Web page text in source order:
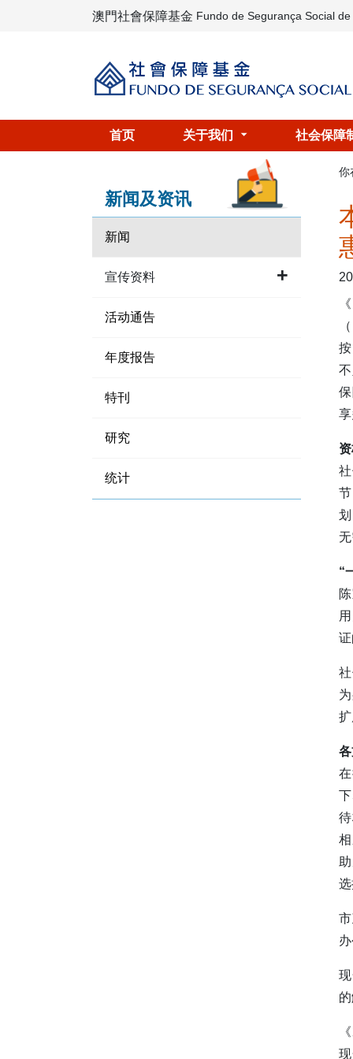
澳門社會保障基金 Fundo de Segurança Social
首页 关于我们 社会保障
新闻及资讯
新闻
宣传资料
活动通告
年度报告
特刊
研究
统计
你
（
“